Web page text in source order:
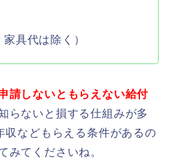
具代は除く）
請しないともらえない給付
らないと損する仕組みが多
収などもらえる条件があるの
みてくださいね。